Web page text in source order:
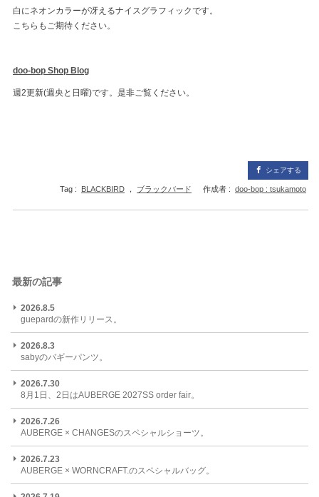
白にネオンカラーが冴えるナイスグラフィックです。
こちらもご期待ください。
doo-bop Shop Blog
週2更新(週央と日曜)です。是非ご覧ください。
シェアする
Tag : BLACKBIRD ， ブラックバード 作成者 : doo-bop : tsukamoto
最新の記事
2026.8.5
guepardの新作リリース。
2026.8.3
sabyのバギーパンツ。
2026.7.30
8月1日、2日はAUBERGE 2027SS order fair。
2026.7.26
AUBERGE × CHANGESのスペシャルショーツ。
2026.7.23
AUBERGE × WORNCRAFT.のスペシャルバッグ。